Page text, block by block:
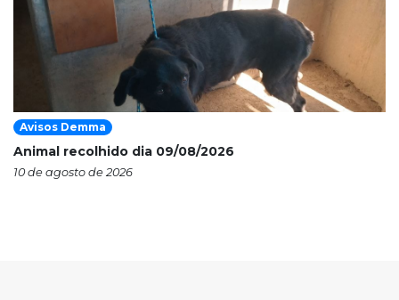
Avisos Demma
Animal recolhido dia 09/08/2026
10 de agosto de 2026